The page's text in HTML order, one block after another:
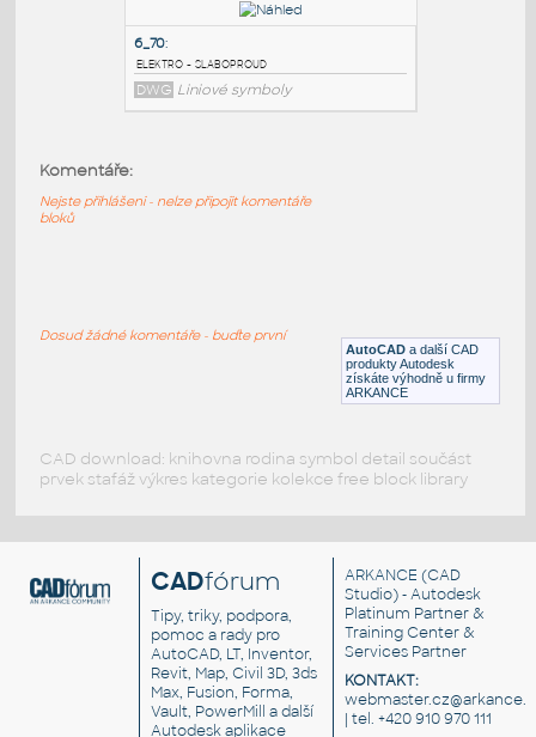
6_70_2:
elektro - zabezpečení staveb
DWG Liniové symboly
DWG
Liniové symboly
AutoCAD a další CAD
produkty Autodesk
získáte výhodně u firmy
ARKANCE
Komentáře:
Nejste přihlášeni - nelze připojit komentáře
bloků
Dosud žádné komentáře - buďte první
CAD download: knihovna rodina symbol detail součást
prvek stafáž výkres kategorie kolekce free block library
CADfórum
Tipy, triky, podpora,
pomoc a rady pro
AutoCAD, LT, Inventor,
Revit, Map, Civil 3D, 3ds
Max, Fusion, Forma,
Vault, PowerMill a další
Autodesk aplikace
ARKANCE (CAD
Studio) - Autodesk
Platinum Partner &
Training Center &
Services Partner
KONTAKT:
| tel. +420 910 970 111